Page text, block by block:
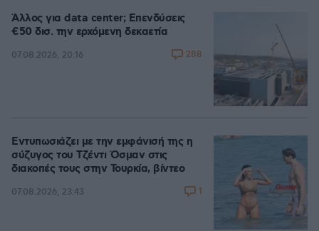
Άλλος για data center; Επενδύσεις
€50 δισ. την ερχόμενη δεκαετία
07.08.2026, 20:16 288
Εντυπωσιάζει με την εμφάνισή της η
σύζυγος του Τζέντι Όσμαν στις
διακοπές τους στην Τουρκία, βίντεο
07.08.2026, 23:43 1